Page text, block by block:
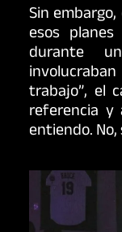
Sin
esos
durante
trabajo”, el
referencia y
entiendo. No,